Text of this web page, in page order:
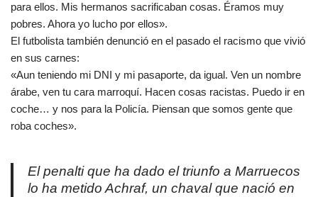
para ellos. Mis hermanos sacrificaban cosas. Éramos muy
pobres. Ahora yo lucho por ellos».
El futbolista también denunció en el pasado el racismo que vivió
en sus carnes:
«Aun teniendo mi DNI y mi pasaporte, da igual. Ven un nombre
árabe, ven tu cara marroquí. Hacen cosas racistas. Puedo ir en
coche… y nos para la Policía. Piensan que somos gente que
roba coches».
El penalti que ha dado el triunfo a Marruecos
lo ha metido Achraf, un chaval que nació en